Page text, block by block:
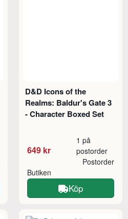
D&D Icons of the
Realms: Baldur's Gate 3
- Character Boxed Set
649 kr
1 på
postorder
Butiken
Postorder
Köp